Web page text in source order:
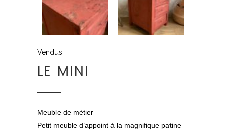
Vendus
LE MINI
Meuble de métier
Petit meuble d’appoint à la magnifique patine